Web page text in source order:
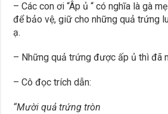
– Các con ơi “Âp ủ “ có nghĩa là gà
để bảo vệ, giữ cho những quả trứng
ạ.
– Những quả trứng được ấp ủ thì đã
– Cô đọc trích dẫn:
“Mười quả trứng tròn